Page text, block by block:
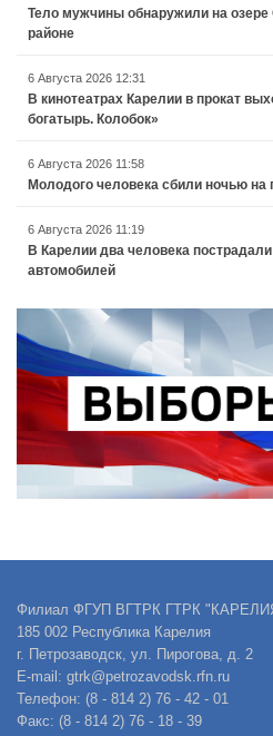
Тело мужчины обнаружили на
районе
6 Августа 2026 12:31
В кинотеатрах Карелии в прокат
богатырь. Колобок»
6 Августа 2026 11:58
Молодого человека сбили ночью на
6 Августа 2026 11:19
В Карелии два человека
автомобилей
Филиал ФГУП ВГТРК ГТРК
185 002 Республика Карелия
г. Петрозаводск, ул. Пирогова, д. 2
E-mail: gtrk@petrozavodsk.rfn.ru
Телефон: (8 - 814 2) 76 - 42 - 01
Факс: (8 - 814 2) 76 - 18 - 39